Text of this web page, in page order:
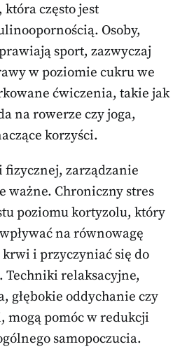
często jest
Osoby,
sport, zazwyczaj
w poziomie cukru we
ćwiczenia, takie jak
na rowerze czy joga,
korzyści.
fizycznej, zarządzanie
ważne. Chroniczny stres
poziomu kortyzolu, który
na równowagę
i przyczyniać się do
relaksacyjne,
głębokie oddychanie czy
mogą pomóc w redukcji
samopoczucia.